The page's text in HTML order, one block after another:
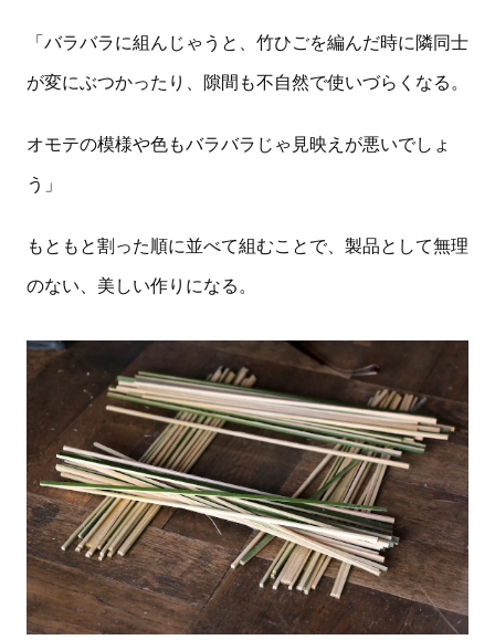
「バラバラに組んじゃうと、竹ひごを編んだ時に隣同士
が変にぶつかったり、隙間も不自然で使いづらくなる。
オモテの模様や色もバラバラじゃ見映えが悪いでしょ
う」
もともと割った順に並べて組むことで、製品として無理
のない、美しい作りになる。